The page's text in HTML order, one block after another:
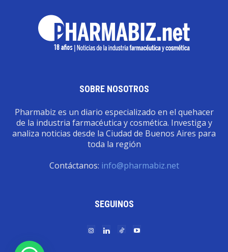
SOBRE NOSOTROS
Pharmabiz es un diario especializado en el quehacer
de la industria farmacéutica y cosmética. Investiga y
analiza noticias desde la Ciudad de Buenos Aires para
toda la región
Contáctanos: info@pharmabiz.net
SEGUINOS